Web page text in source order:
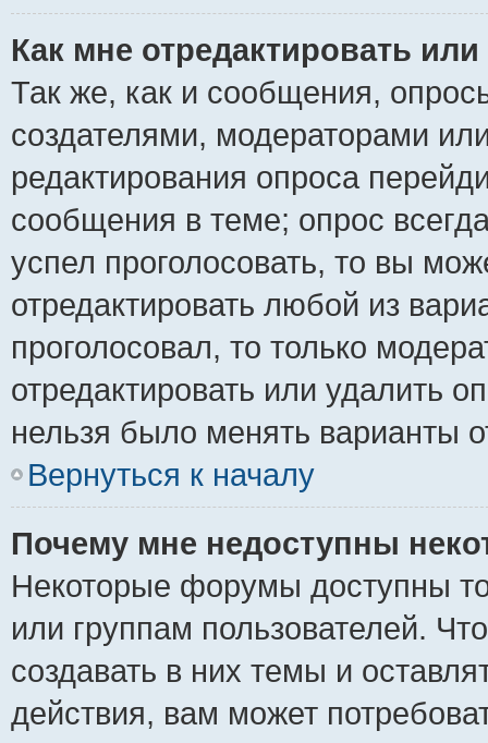
Как мне отредактировать
Так же, как и сообщения,
создателями, модераторами
редактирования опроса
сообщения в теме; опрос
успел проголосовать, то вы
отредактировать любой из
проголосовал, то только
отредактировать или удалить
нельзя было менять варианты
Вернуться к началу
Почему мне недоступны
Некоторые форумы доступны
или группам пользователей.
создавать в них темы и
действия, вам может